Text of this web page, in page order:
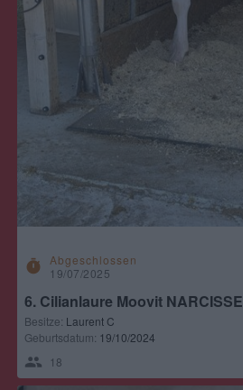
timer
Abgeschlossen
19/07/2025
6. Cilianlaure Moovit NARCISSE
Besitze: Laurent C
Geburtsdatum: 19/10/2024
18